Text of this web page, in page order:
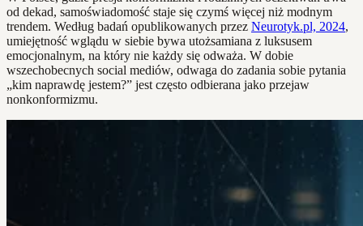
od dekad, samoświadomość staje się czymś więcej niż modnym
trendem. Według badań opublikowanych przez Neurotyk.pl, 2024,
umiejętność wglądu w siebie bywa utożsamiana z luksusem
emocjonalnym, na który nie każdy się odważa. W dobie
wszechobecnych social mediów, odwaga do zadania sobie pytania
„kim naprawdę jestem?” jest często odbierana jako przejaw
nonkonformizmu.